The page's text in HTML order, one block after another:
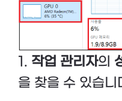
1. 작업 관리자의
을 찾을 수 있습니